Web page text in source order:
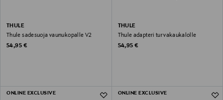
THULE
Thule sadesuoja vaunukopalle V2
Original Price
54,95 €
THULE
Thule adapteri turvakaukalolle
Original Price
54,95 €
ONLINE EXCLUSIVE ONLINE EXCLUSIVE